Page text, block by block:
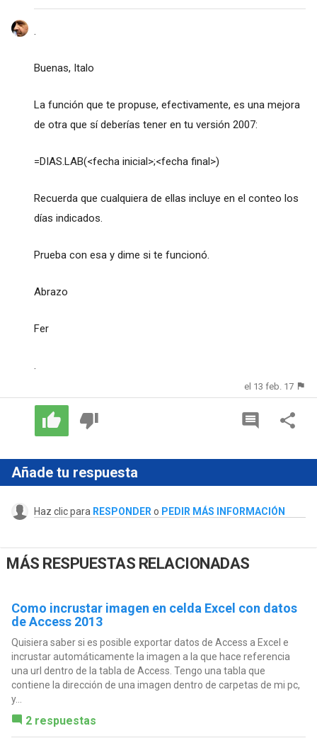
.
Buenas, Italo
La función que te propuse, efectivamente, es una mejora
de otra que sí deberías tener en tu versión 2007:
=DIAS.LAB(<fecha inicial>;<fecha final>)
Recuerda que cualquiera de ellas incluye en el conteo los
días indicados.
Prueba con esa y dime si te funcionó.
Abrazo
Fer
.
el 13 feb. 17
Añade tu respuesta
Haz clic para RESPONDER o PEDIR MÁS INFORMACIÓN
MÁS RESPUESTAS RELACIONADAS
Como incrustar imagen en celda Excel con datos
de Access 2013
Quisiera saber si es posible exportar datos de Access a Excel e
incrustar automáticamente la imagen a la que hace referencia
una url dentro de la tabla de Access. Tengo una tabla que
contiene la dirección de una imagen dentro de carpetas de mi pc,
y...
2 respuestas